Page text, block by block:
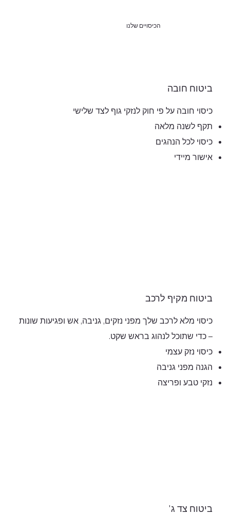
הכיסויים שלנו
ביטוח חובה
כיסוי חובה על פי חוק לנזקי גוף לצד שלישי
תקף לשנה מלאה
כיסוי לכל הנהגים
אישור מיידי
ביטוח מקיף לרכב
כיסוי מלא לרכב שלך מפני נזקים, גניבה, אש ופגיעות שונות
– כדי שתוכל לנהוג בראש שקט.
כיסוי נזק עצמי
הגנה מפני גניבה
נזקי טבע ופריצה
ביטוח צד ג'